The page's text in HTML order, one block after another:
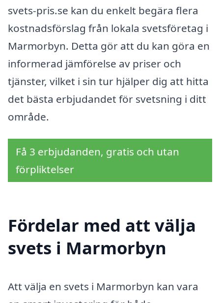
svets-pris.se kan du enkelt begära flera
kostnadsförslag från lokala svetsföretag i
Marmorbyn. Detta gör att du kan göra en
informerad jämförelse av priser och
tjänster, vilket i sin tur hjälper dig att hitta
det bästa erbjudandet för svetsning i ditt
område.
Få 3 erbjudanden, gratis och utan
förpliktelser
Fördelar med att välja
svets i Marmorbyn
Att välja en svets i Marmorbyn kan vara